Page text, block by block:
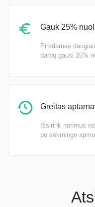
Gauk 25%
Pirkdamas
darbų gausi 25%
Greitas
Išsirink norimus
po sėkmingo